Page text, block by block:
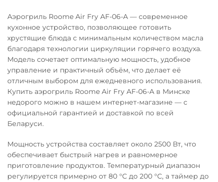
Аэрогриль Roome Air Fry AF-06-A — современное
кухонное устройство, позволяющее готовить
хрустящие блюда с минимальным количеством масла
благодаря технологии циркуляции горячего воздуха.
Модель сочетает оптимальную мощность, удобное
управление и практичный объём, что делает её
отличным выбором для ежедневного использования.
Купить аэрогриль Roome Air Fry AF-06-A в Минске
недорого можно в нашем интернет-магазине — с
официальной гарантией и доставкой по всей
Беларуси.
Мощность устройства составляет около 2500 Вт, что
обеспечивает быстрый нагрев и равномерное
приготовление продуктов. Температурный диапазон
регулируется примерно от 80 °C до 200 °C, а таймер до